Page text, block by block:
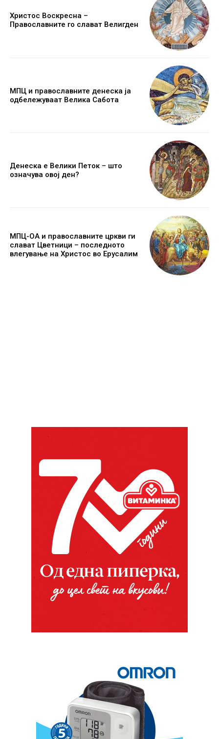
Христос Воскресна –
Православните го слават Велигден
МПЦ и православните денеска ја
одбележуваат Велика Сабота
Денеска е Велики Петок – што
означува овој ден?
МПЦ-ОА и православните цркви ги
слават Цветници – последното
влегување на Христос во Ерусалим